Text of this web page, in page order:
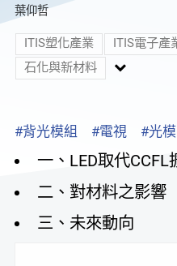
葉仰哲
ITIS塑化產業 ITIS電子產
石化與新材料
#背光模組 #電視 #光模
一、LED取代
二、對材料之影響
三、未來動向